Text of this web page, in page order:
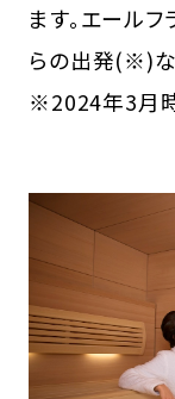
ます。エール
らの出発(※)な
※2024年3月